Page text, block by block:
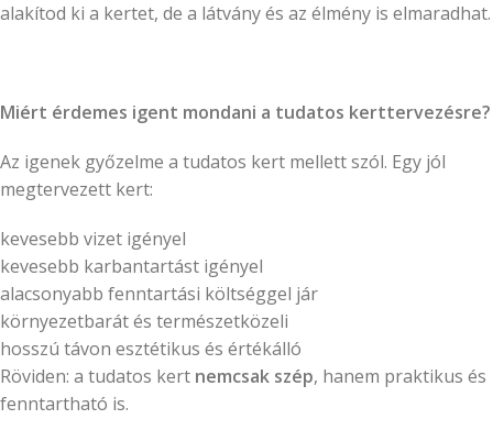
alakítod ki a kertet, de a látvány és az élmény is elmaradhat.
Miért érdemes igent mondani a tudatos kerttervezésre?
Az igenek győzelme a tudatos kert mellett szól. Egy jól
megtervezett kert:
kevesebb vizet igényel
kevesebb karbantartást igényel
alacsonyabb fenntartási költséggel jár
környezetbarát és természetközeli
hosszú távon esztétikus és értékálló
Röviden: a tudatos kert nemcsak szép, hanem praktikus és
fenntartható is.